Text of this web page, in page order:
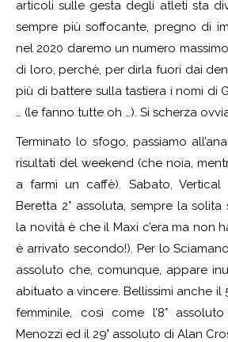
articoli sulle gesta degli atleti sta
sempre più soffocante, pregno di
nel 2020 daremo un numero
di loro, perchè, per dirla fuori dai
più di battere sulla tastiera i nomi di
… (le fanno tutte oh …). Si scherza
Terminato lo sfogo, passiamo
risultati del weekend (che noia,
a farmi un caffè). Sabato, Vertical
Beretta 2° assoluta, sempre la
la novità è che il Maxi c’era ma non
è arrivato secondo!). Per lo
assoluto che, comunque, appare
abituato a vincere. Bellissimi anche il
femminile, così come l’8°
Menozzi ed il 29° assoluto di Alan